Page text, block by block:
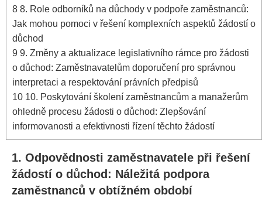
8 8. Role odborníků na důchody v podpoře zaměstnanců:
Jak mohou pomoci v řešení komplexních aspektů žádostí o
důchod
9 9. Změny a aktualizace legislativního rámce pro žádosti
o důchod: Zaměstnavatelům doporučení pro správnou
interpretaci a respektování právních předpisů
10 10. Poskytování školení zaměstnancům a manažerům
ohledně procesu žádosti o důchod: Zlepšování
informovanosti a efektivnosti řízení těchto žádostí
1. Odpovědnosti zaměstnavatele při řešení
žádostí o důchod: Náležitá podpora
zaměstnanců v obtížném období